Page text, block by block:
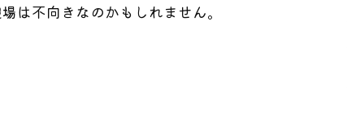
は不向きなのかもしれません。